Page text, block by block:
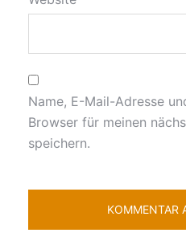
Name, E-Mail-Adresse
Browser für meinen
speichern.